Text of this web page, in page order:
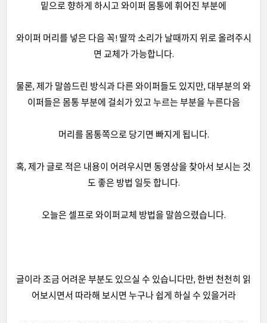
밑으로 향하게 하시고 와이퍼 몸통에 휘어진 부분에
와이퍼 머리를 넣은 다음 꼭! 딸깍 소리가 날때까지 위로 올려주시
면 교체가 가능합니다.
물론, 제가 말씀드린 방식과 다른 와이퍼들도 있지만, 대부분의 와
이퍼들은 몸통 부분에 걸쇠가 있고 누르는 부분을 누른다음
머리를 몸통쪽으로 당기면 빠지게 됩니다.
혹, 제가 글로 적은 내용이 어려우시면 동영상을 찾아서 보시는 것
도 좋은 방법 일듯 합니다.
오늘은 셀프로 와이퍼교체 방법을 말씀으렸습니다.
글이라 조금 어려운 부분도 있으실 수 있습니다만, 한번 천천히 읽
어보시면서 따라해 보시면 누구나 쉽게 하실 수 있을거라